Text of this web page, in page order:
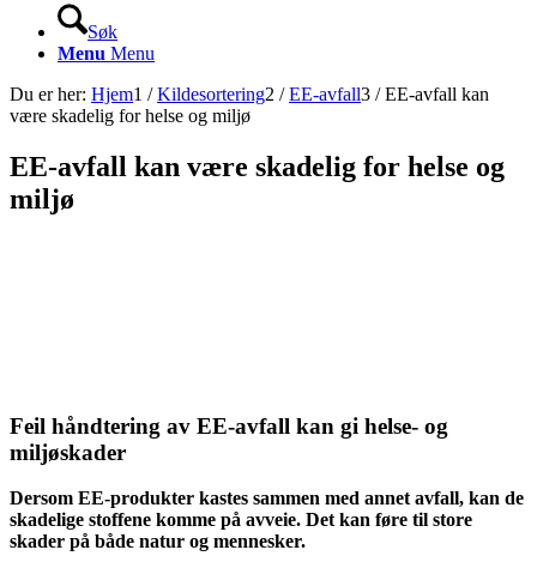
Søk
Menu Menu
Du er her: Hjem1 / Kildesortering2 / EE-avfall3 / EE-avfall kan
være skadelig for helse og miljø
EE-avfall kan være skadelig for helse og
miljø
Feil håndtering av EE-avfall kan gi helse- og
miljøskader
Dersom EE-produkter kastes sammen med annet avfall, kan de
skadelige stoffene komme på avveie. Det kan føre til store
skader på både natur og mennesker.